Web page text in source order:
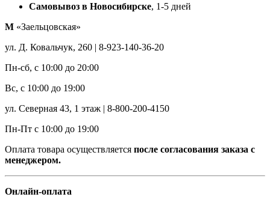
Самовывоз в Новосибирске, 1-5 дней
М «Заельцовская»
ул. Д. Ковальчук, 260 | 8-923-140-36-20
Пн-сб, с 10:00 до 20:00
Вс, с 10:00 до 19:00
ул. Северная 43, 1 этаж | 8-800-200-4150
Пн-Пт с 10:00 до 19:00
Оплата товара осуществляется после согласования заказа с
менеджером.
Онлайн-оплата